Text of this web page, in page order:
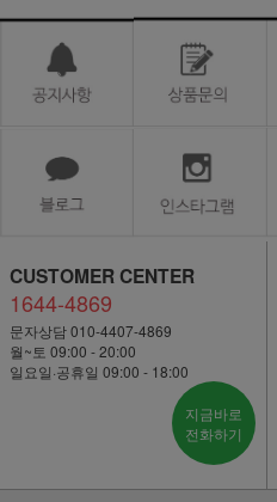
CUSTOMER CENTER
1644-4869
문자상담 010-4407-4869
월~토 09:00 - 20:00
일요일·공휴일 09:00 - 18:00
지금바로
전화하기